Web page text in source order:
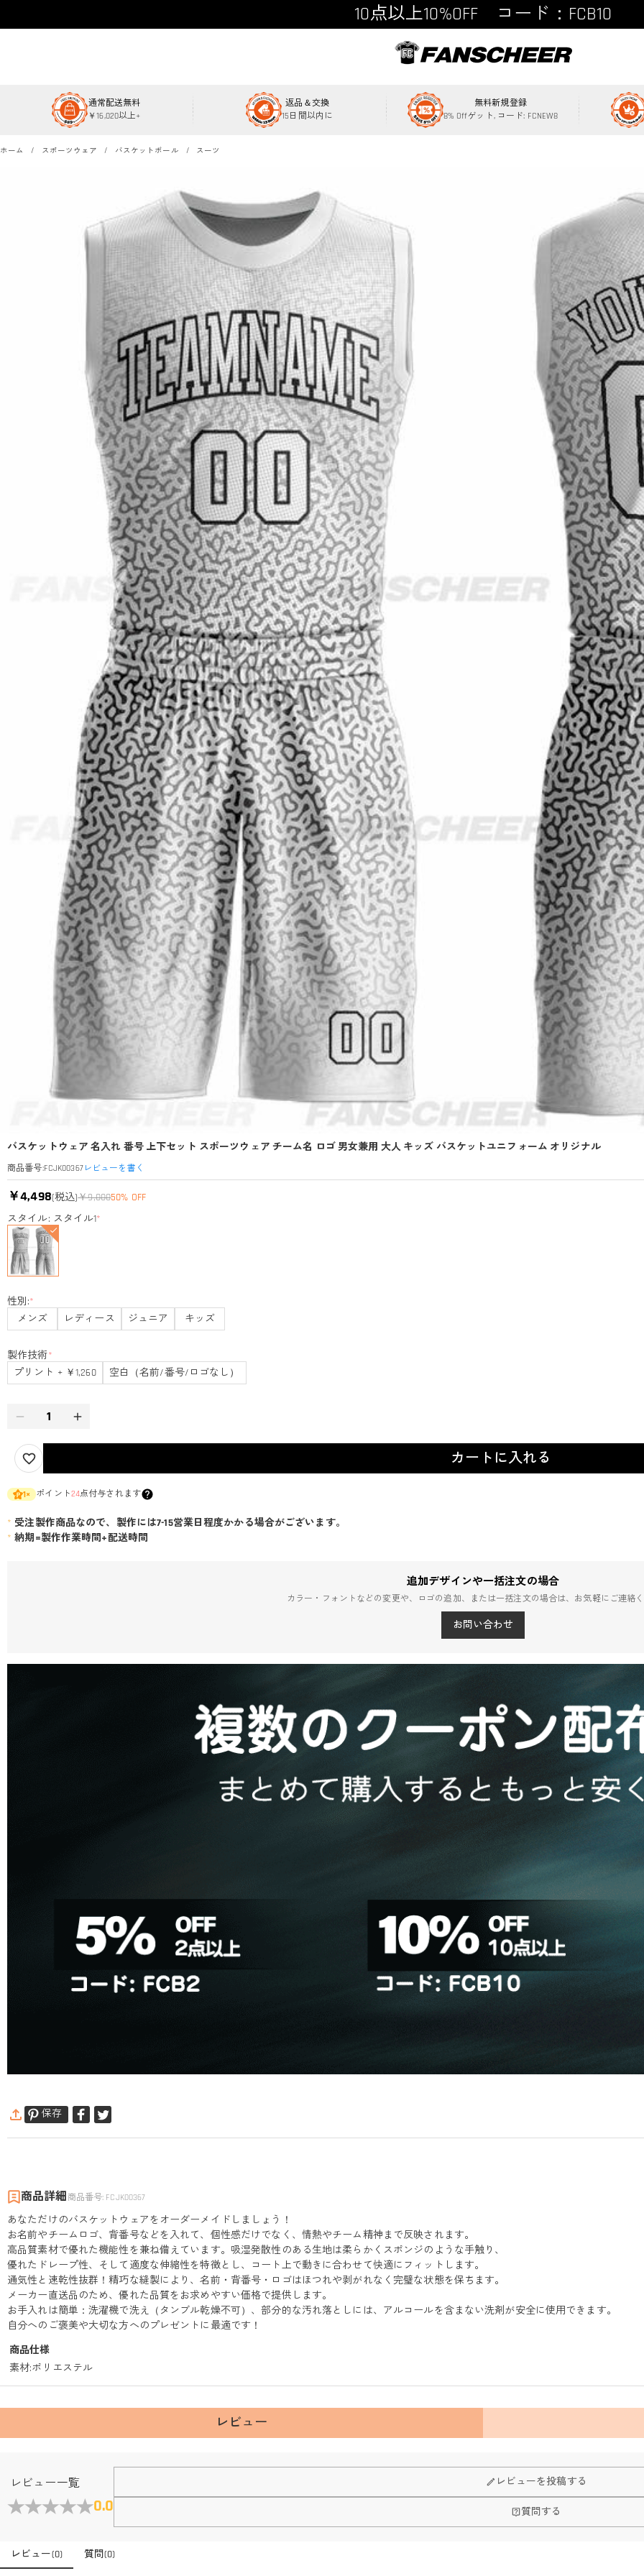
15点以上15%OFF コード：FCB15
通常配送無料
￥16,020以上+
返品＆交換
15日間以内に
無料新規登録
8% Offゲット, コード: FCNEW8
ホーム スポーツウェア バスケットボール スーツ
バスケットウェア 名入れ 番号 上下セット スポーツウェア チーム名 ロゴ 男女兼用 大人 キッズ バスケットユニフォーム オリジナル
商品番号:FCJK00367レビューを書く
￥4,498(税込)￥9,00050% OFF
スタイル: スタイル1*
性別:*
メンズ
レディース ジュニア キッズ
製作技術*
プリント + ￥1,260
空白（名前/番号/ロゴなし）
カートに入れる
1× ポイント24点付与されます
* 受注製作商品なので、製作には7-15営業日程度かかる場合がございます。
* 納期=製作作業時間+配送時間
追加デザインや一括注文の場合
カラー・フォントなどの変更や、ロゴの追加、または一括注文の場合は、お気軽にご連絡く
お問い合わせ
保存
商品詳細 商品番号: FCJK00367
あなただけのバスケットウェアをオーダーメイドしましょう！
お名前やチームロゴ、背番号などを入れて、個性感だけでなく、情熱やチーム精神まで反映されます。
高品質素材で優れた機能性を兼ね備えています。吸湿発散性のある生地は柔らかくスポンジのような手触り、
優れたドレープ性、そして適度な伸縮性を特徴とし、コート上で動きに合わせて快適にフィットします。
通気性と速乾性抜群！精巧な縫製により、名前・背番号・ロゴはほつれや剥がれなく完璧な状態を保ちます。
メーカー直送品のため、優れた品質をお求めやすい価格で提供します。
お手入れは簡単：洗濯機で洗え（タンブル乾燥不可）、部分的な汚れ落としには、アルコールを含まない洗剤が安全に使用できます。
自分へのご褒美や大切な方へのプレゼントに最適です！
商品仕様
素材:ポリエステル
レビュー
レビュー一覧
0.0
レビューを投稿する
質問する
レビュー(0) 質問(0)
Fanscheerについて
会社はどこにありますか？
本社はホンコンにあります。
店舗に費やす家賃や保険、人的労力等のコストを節約して、商品自身が値下げできるために、現在はオンラインストアのみ運営してお